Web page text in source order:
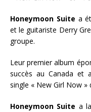
Honeymoon Suite a
et le guitariste Derry
groupe.
Leur premier album
succès au Canada et
single « New Girl Now »
Honeymoon Suite a